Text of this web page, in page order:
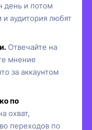
день и потом
аудитория любят
Отвечайте на
мнение
за аккаунтом
по
охват,
переходов по